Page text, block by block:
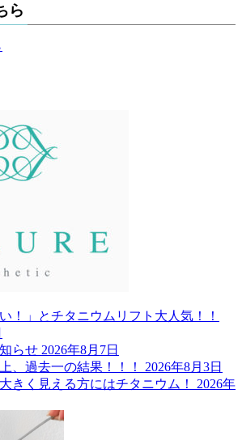
ら
！」とチタニウムリフト大人気！！
らせ 2026年8月7日
、過去一の結果！！！
2026年8月3日
きく見える方にはチタニウム！
2026年